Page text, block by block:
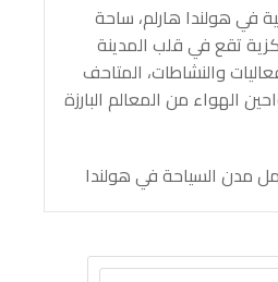
في هولندا هارلم، ساحة
تقع في قلب المدينة
والنشاطات، المتاحف
الهواء من المعالم البارزة
مدن السياحة في هولندا